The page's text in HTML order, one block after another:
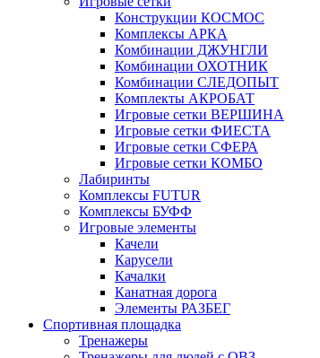
Конструкции КОСМОС
Комплексы АРКА
Комбинации ДЖУНГЛИ
Комбинации ОХОТНИК
Комбинации СЛЕДОПЫТ
Комплекты АКРОБАТ
Игровые сетки ВЕРШИНА
Игровые сетки ФИЕСТА
Игровые сетки СФЕРА
Игровые сетки КОМБО
Лабиринты
Комплексы FUTUR
Комплексы БУФФ
Игровые элементы
Качели
Карусели
Качалки
Канатная дорога
Элементы РАЗБЕГ
Спортивная площадка
Тренажеры